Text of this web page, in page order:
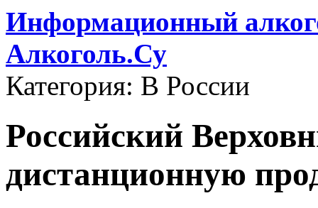
Информационный
Алкоголь.Су
Категория: В России
Российский
дистанционную